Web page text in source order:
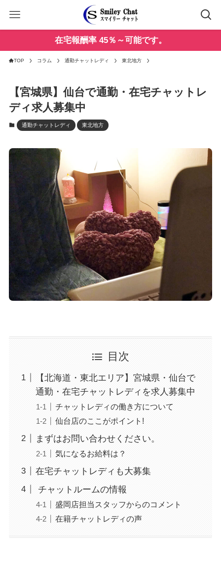
在宅報酬率 45％～可能です。
TOP コラム 通勤チャットレディ 東北地方
【宮城県】仙台で通勤・在宅チャットレ
ディ求人募集中
通勤チャットレディ 東北地方
目次
【北海道・東北エリア】宮城県・仙台で
通勤・在宅チャットレディを求人募集中
チャットレディの働き方について
仙台店のここがポイント!
まずはお問い合わせください。
気になるお給料は？
在宅チャットレディも大募集
チャットルームの情報
盛岡店担当スタッフからのコメント
在籍チャットレディの声